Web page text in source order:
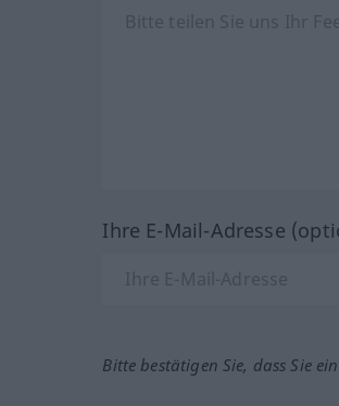
Ihre E-Mail-Adresse
Bitte bestätigen Sie, dass Sie